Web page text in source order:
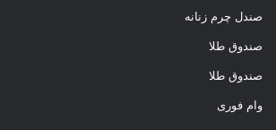
صندل چرم زنانه
صندوق طلا
صندوق طلا
وام فوری